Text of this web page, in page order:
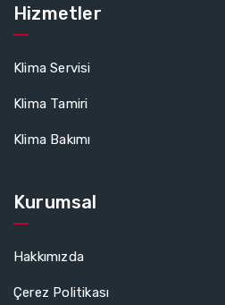
Hizmetler
Klima Servisi
Klima Tamiri
Klima Bakımı
Kurumsal
Hakkımızda
Çerez Politikası